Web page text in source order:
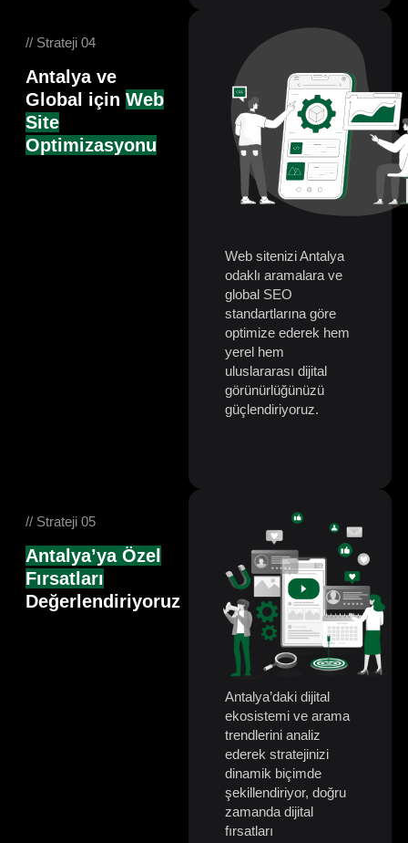
// Strateji 04
Antalya ve
Global için Web
Site
Optimizasyonu
Web sitenizi Antalya
odaklı aramalara ve
global SEO
standartlarına göre
optimize ederek hem
yerel hem
uluslararası dijital
görünürlüğünüzü
güçlendiriyoruz.
// Strateji 05
Antalya’ya Özel
Fırsatları
Değerlendiriyoruz
Antalya’daki dijital
ekosistemi ve arama
trendlerini analiz
ederek stratejinizi
dinamik biçimde
şekillendiriyor, doğru
zamanda dijital
fırsatları